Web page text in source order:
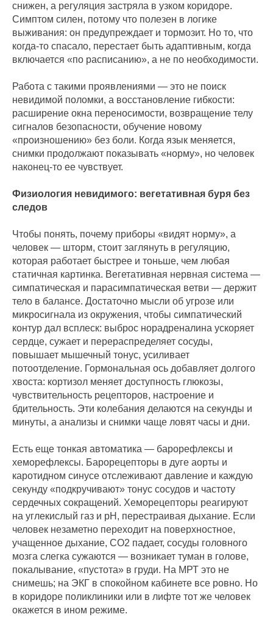
снижен, а регуляция застряла в узком коридоре.
Симптом силен, потому что полезен в логике
выживания: он предупреждает и тормозит. Но то, что
когда-то спасало, перестает быть адаптивным, когда
включается «по расписанию», а не по необходимости.
Работа с такими проявлениями — это не поиск
невидимой поломки, а восстановление гибкости:
расширение окна переносимости, возвращение телу
сигналов безопасности, обучение новому
«произношению» без боли. Когда язык меняется,
снимки продолжают показывать «норму», но человек
наконец-то ее чувствует.
Физиология невидимого: вегетативная буря без
следов
Чтобы понять, почему приборы «видят норму», а
человек — шторм, стоит заглянуть в регуляцию,
которая работает быстрее и тоньше, чем любая
статичная картинка. Вегетативная нервная система —
симпатическая и парасимпатическая ветви — держит
тело в балансе. Достаточно мысли об угрозе или
микросигнала из окружения, чтобы симпатический
контур дал всплеск: выброс норадреналина ускоряет
сердце, сужает и перераспределяет сосуды,
повышает мышечный тонус, усиливает
потоотделение. Гормональная ось добавляет долгого
хвоста: кортизол меняет доступность глюкозы,
чувствительность рецепторов, настроение и
бдительность. Эти колебания делаются на секунды и
минуты, а анализы и снимки чаще ловят часы и дни.
Есть еще тонкая автоматика — барорефлексы и
хеморефлексы. Барорецепторы в дуге аорты и
каротидном синусе отслеживают давление и каждую
секунду «подкручивают» тонус сосудов и частоту
сердечных сокращений. Хеморецепторы реагируют
на углекислый газ и pH, перестраивая дыхание. Если
человек незаметно переходит на поверхностное,
учащенное дыхание, CO2 падает, сосуды головного
мозга слегка сужаются — возникает туман в голове,
покалывание, «пустота» в груди. На МРТ это не
снимешь; на ЭКГ в спокойном кабинете все ровно. Но
в коридоре поликлиники или в лифте тот же человек
окажется в ином режиме.